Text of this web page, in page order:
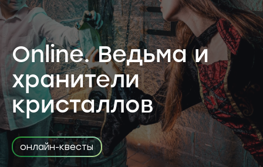
Online. Ведьма и
хранители
кристаллов
онлайн-квесты